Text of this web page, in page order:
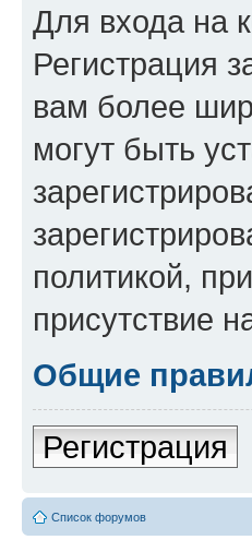
Для входа на
Регистрация
вам более
могут быть
политикой,
присутствие
Общие
Регистрация
Список форумов